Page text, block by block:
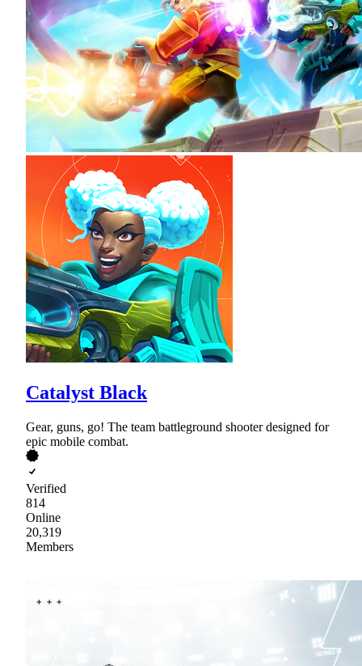
Catalyst Black
Gear, guns, go! The team battleground shooter designed for
epic mobile combat.
Verified
814
Online
20,319
Members